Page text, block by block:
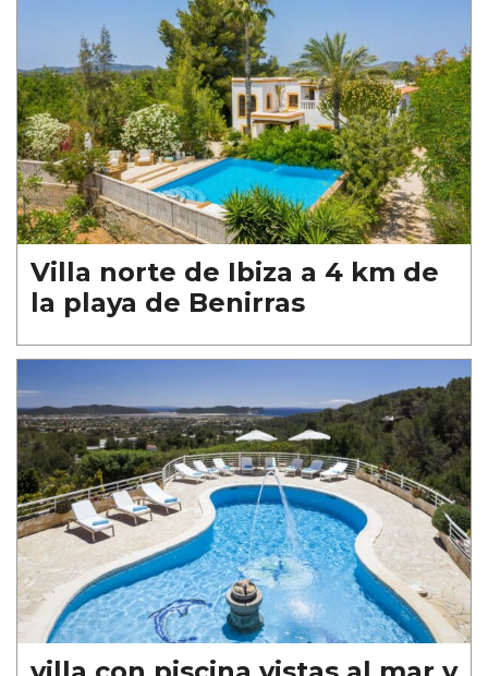
Villa norte de Ibiza a 4 km de
la playa de Benirras